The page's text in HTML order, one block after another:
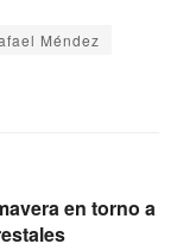
Méndez
en torno a